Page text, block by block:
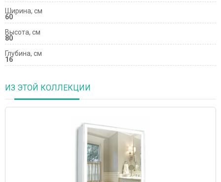
Ширина, см
60
Высота, см
80
Глубина, см
16
ИЗ ЭТОЙ КОЛЛЕКЦИИ